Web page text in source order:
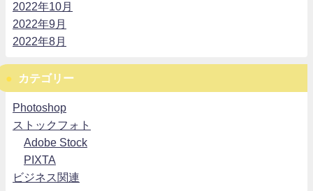
2022年10月
2022年9月
2022年8月
カテゴリー
Photoshop
ストックフォト
Adobe Stock
PIXTA
ビジネス関連